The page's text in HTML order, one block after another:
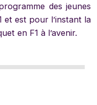
des jeunes
et est pour l’instant la
en F1 à l’avenir.